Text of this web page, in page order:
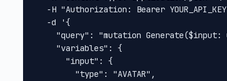
-H "Authorization: Bearer
  -d '{
"query": "mutation
    "variables": {
      "input": {
        "type": "AVATAR",